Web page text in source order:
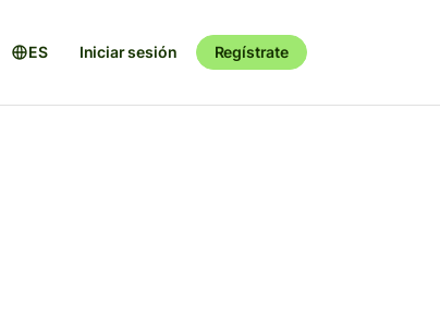
ES Iniciar sesión Regístrate